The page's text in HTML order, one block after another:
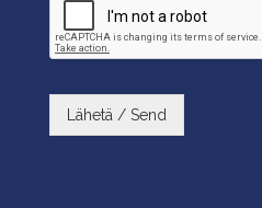
Lähetä / Send